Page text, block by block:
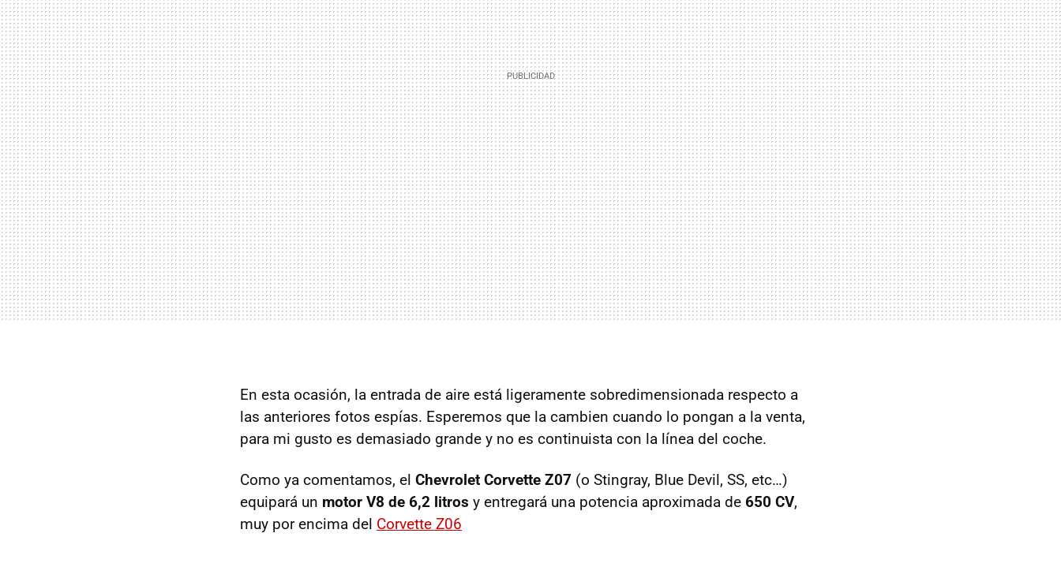
En esta ocasión, la entrada de aire está ligeramente sobredimensionada respecto a
las anteriores fotos espías. Esperemos que la cambien cuando lo pongan a la venta,
para mi gusto es demasiado grande y no es continuista con la línea del coche.
Como ya comentamos, el Chevrolet Corvette Z07 (o Stingray, Blue Devil, SS, etc…)
equipará un motor V8 de 6,2 litros y entregará una potencia aproximada de 650 CV,
muy por encima del Corvette Z06